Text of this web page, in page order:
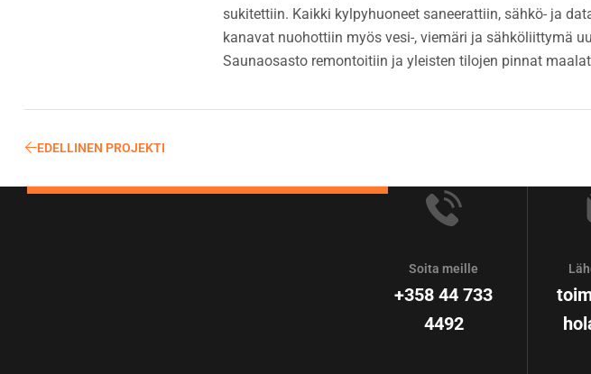
sukitettiin. Kaikki kylpyhuoneet saneerattiin, sähkö- ja
kanavat nuohottiin myös vesi-, viemäri ja sähköliittymä
Saunaosasto remontoitiin ja yleisten tilojen pinnat
EDELLINEN PROJEKTI
Soita meille
+358 44 733
4492